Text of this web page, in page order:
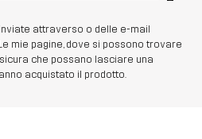
attraverso o delle e-mail
mie pagine, dove si possono trovare
che possano lasciare una
acquistato il prodotto.